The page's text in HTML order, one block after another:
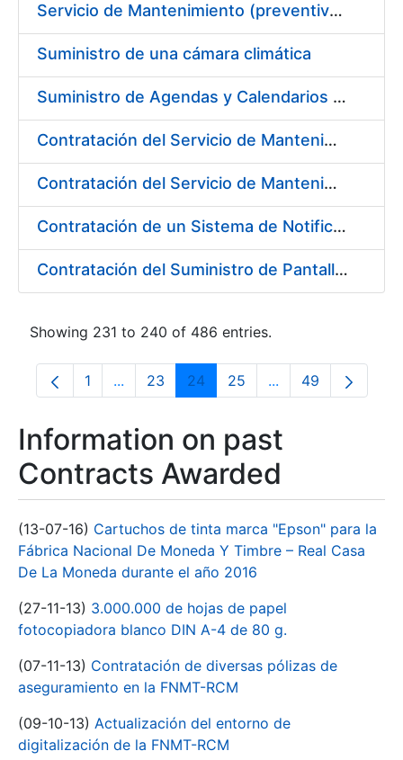
Servicio de Mantenimiento (preventivo, correctivo y legal) de los Aparatos Elevadores de la Fábrica Nacional de Moneda y Timbre-Real Casa de la Moneda, en Madrid.
Suministro de una cámara climática
Suministro de Agendas y Calendarios para la FNMT-RCM
Contratación del Servicio de Mantenimiento de Licencias de Liferay
Contratación del Servicio de Mantenimiento de los equipos multifuncionales marca Ricoh
Contratación de un Sistema de Notificaciones y Comunicaciones Electrónicas, mediante Dirección Electrónica Habilitada
Contratación del Suministro de Pantallas basadas en Tecnología LED
Showing 231 to 240 of 486 entries.
Page
1 ...Intermediate Pages Use TAB to navigate.
Page
23 Page
24 Page
25 ...Intermediate
Page
49
Information on past
Contracts Awarded
(13-07-16) Cartuchos de tinta marca "Epson" para la
Fábrica Nacional De Moneda Y Timbre – Real Casa
De La Moneda durante el año 2016
(27-11-13) 3.000.000 de hojas de papel
fotocopiadora blanco DIN A-4 de 80 g.
(07-11-13) Contratación de diversas pólizas de
aseguramiento en la FNMT-RCM
(09-10-13) Actualización del entorno de
digitalización de la FNMT-RCM